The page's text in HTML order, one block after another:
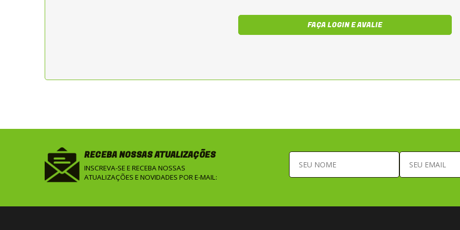
FAÇA LOGIN E AVALIE
RECEBA NOSSAS ATUALIZAÇÕES
INSCREVA-SE E RECEBA NOSSAS
ATUALIZAÇÕES E NOVIDADES POR E-MAIL: